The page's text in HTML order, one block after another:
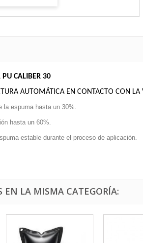
CALIBER 30
AUTOMÁTICA EN CONTACTO CON LA
la espuma hasta un 30%.
hasta un 60%.
estable durante el proceso de aplicación.
EN LA MISMA CATEGORÍA: